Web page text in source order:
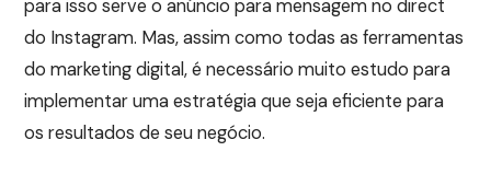
para isso serve o anúncio para mensagem no direct
do Instagram. Mas, assim como todas as ferramentas
do marketing digital, é necessário muito estudo para
implementar uma estratégia que seja eficiente para
os resultados de seu negócio.